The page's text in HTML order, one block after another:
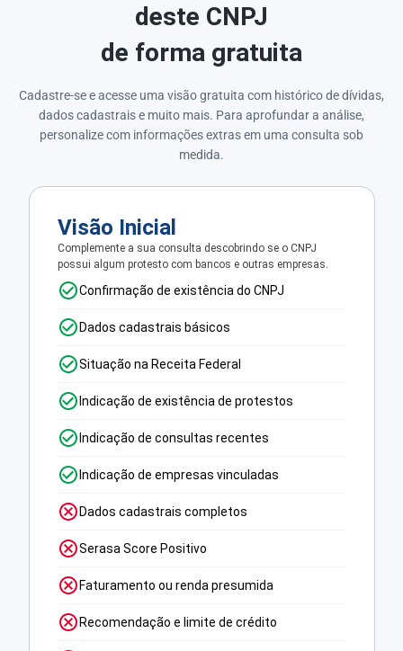
deste CNPJ
de forma gratuita
Cadastre-se e acesse uma visão gratuita com histórico de dívidas,
dados cadastrais e muito mais. Para aprofundar a análise,
personalize com informações extras em uma consulta sob
medida.
Visão Inicial
Complemente a sua consulta descobrindo se o CNPJ
possui algum protesto com bancos e outras empresas.
Confirmação de existência do CNPJ
Dados cadastrais básicos
Situação na Receita Federal
Indicação de existência de protestos
Indicação de consultas recentes
Indicação de empresas vinculadas
Dados cadastrais completos
Serasa Score Positivo
Faturamento ou renda presumida
Recomendação e limite de crédito